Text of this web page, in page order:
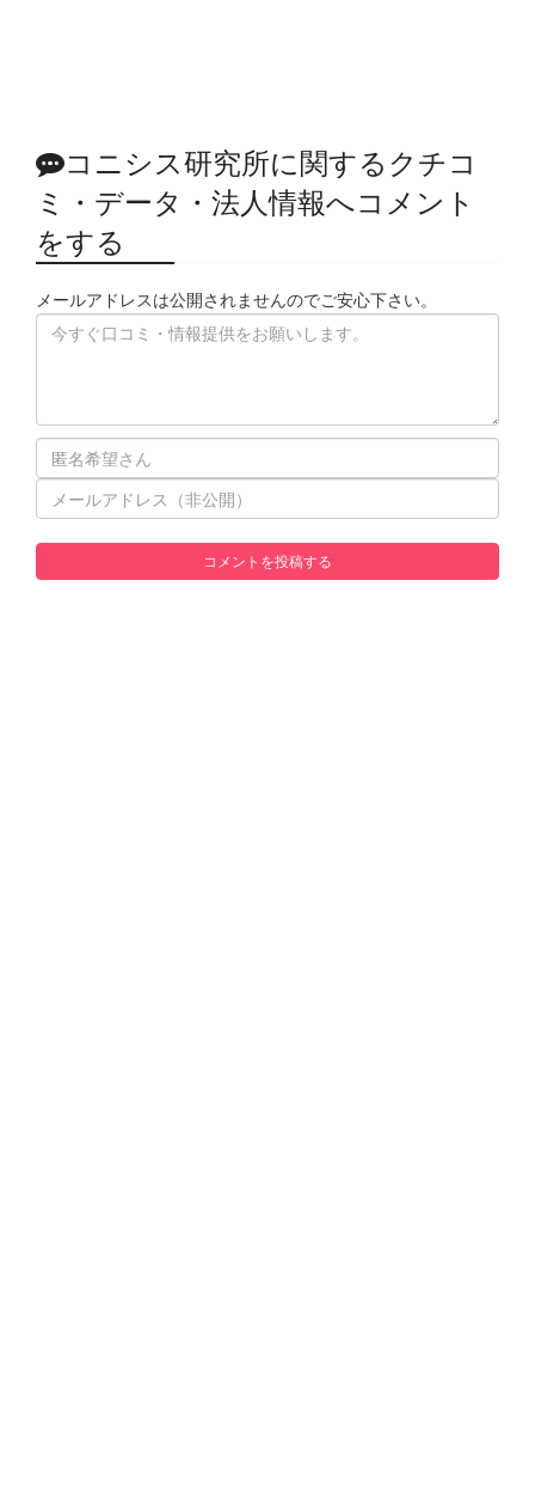
コニシス研究所に関するクチコ
ミ・データ・法人情報へコメント
をする
メールアドレスは公開されませんのでご安心下さい。